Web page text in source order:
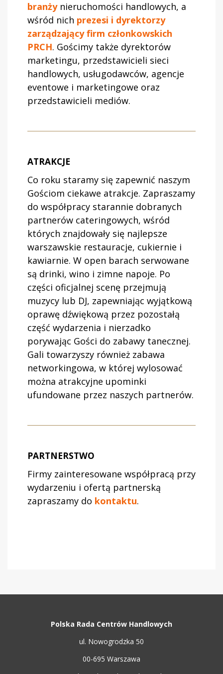
branżynieruchomości handlowych, a
wśród nich prezesi i dyrektorzy
zarządzający firm członkowskich
PRCH. Gościmy także dyrektorów
marketingu, przedstawicieli sieci
handlowych, usługodawców, agencje
eventowe i marketingowe oraz
przedstawicieli mediów.
ATRAKCJE
Co roku staramy się zapewnić naszym
Gościom ciekawe atrakcje. Zapraszamy
do współpracy starannie dobranych
partnerów cateringowych, wśród
których znajdowały się najlepsze
warszawskie restauracje, cukiernie i
kawiarnie. W open barach serwowane
są drinki, wino i zimne napoje. Po
części oficjalnej scenę przejmują
muzycy lub DJ, zapewniając wyjątkową
oprawę dźwiękową przez pozostałą
część wydarzenia i nierzadko
porywając Gości do zabawy tanecznej.
Gali towarzyszy również zabawa
networkingowa, w której wylosować
można atrakcyjne upominki
ufundowane przez naszych partnerów.
PARTNERSTWO
Firmy zainteresowane współpracą przy
wydarzeniu i ofertą partnerską
zapraszamy do kontaktu.
Polska Rada Centrów Handlowych
ul. Nowogrodzka 50
00-695 Warszawa